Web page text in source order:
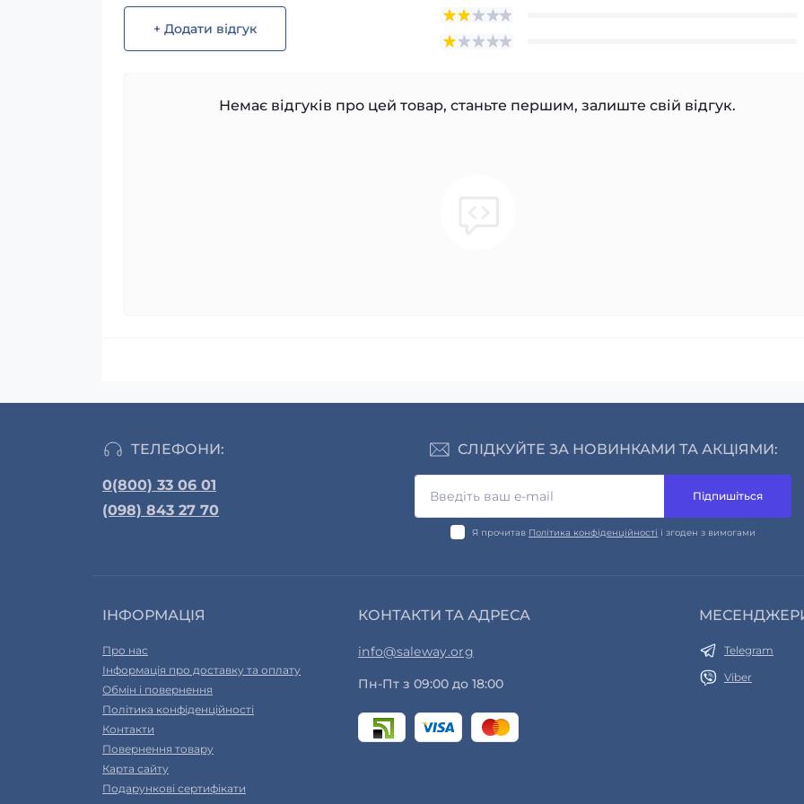
+ Додати відгук
Немає відгуків про цей товар, станьте першим, залиште свій відгук.
ТЕЛЕФОНИ:
0(800) 33 06 01
(098) 843 27 70
СЛІДКУЙТЕ ЗА НОВИНКАМИ ТА АКЦІЯМИ:
Підпишіться
Я прочитав Політика конфіденційності і згоден з вимогами
ІНФОРМАЦІЯ
Про нас
Інформація про доставку та оплату
Обмін і повернення
Політика конфіденційності
Контакти
Повернення товару
Карта сайту
Подарункові сертифікати
КОНТАКТИ ТА АДРЕСА
info@saleway.org
Пн-Пт з 09:00 до 18:00
Telegram
Viber